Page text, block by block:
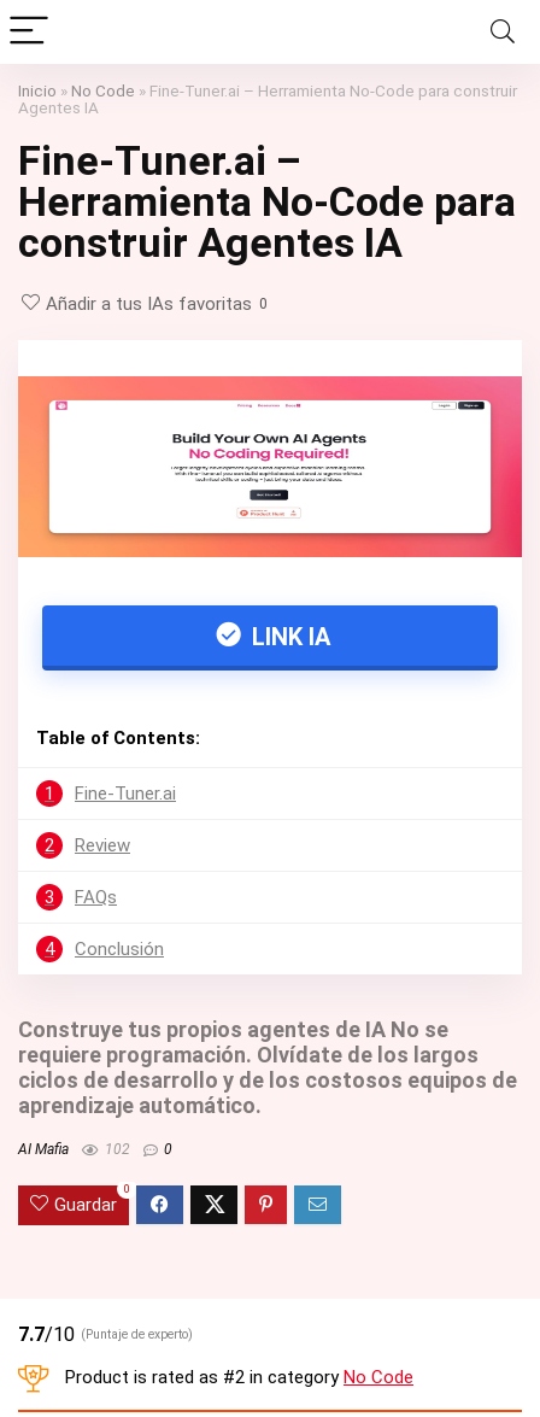
Inicio » No Code » Fine-Tuner.ai – Herramienta No-Code para construir
Agentes IA
Fine-Tuner.ai –
Herramienta No-Code para
construir Agentes IA
Añadir a tus IAs favoritas 0
LINK IA
Table of Contents:
1 Fine-Tuner.ai
2 Review
3 FAQs
4 Conclusión
Construye tus propios agentes de IA No se
requiere programación. Olvídate de los largos
ciclos de desarrollo y de los costosos equipos de
aprendizaje automático.
AI Mafia 102 0
Guardar
0
7.7/10 (Puntaje de experto)
Product is rated as #2 in categoryNo Code